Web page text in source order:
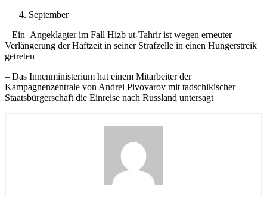
September
– Ein Angeklagter im Fall Hizb ut-Tahrir ist wegen erneuter
Verlängerung der Haftzeit in seiner Strafzelle in einen Hungerstreik
getreten
– Das Innenministerium hat einem Mitarbeiter der
Kampagnenzentrale von Andrei Pivovarov mit tadschikischer
Staatsbürgerschaft die Einreise nach Russland untersagt